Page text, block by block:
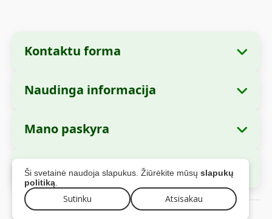
Ši svetainė naudoja slapukus. Žiūrėkite mūsų slapukų
politiką
Sutinku Atsisakau
Kontaktu forma
Imones informacija
Imones pavadinimas:
Distribution S.R.L.
Buveine:Strada Cuza Voda nr. 97, Sector 4,
Bucuresti, 040283, Rumunija
44237077
Naudinga informacija
Kaip uzsisakyti?
Mokejimo büdai
Siuntimo informacija
Grazinimo politika
Mano paskyra
Mano uzsakymai
Asmens duomenys
Adresai
Saugus apmokejimas
© 2026 zella.lt - Visos teises saugomos